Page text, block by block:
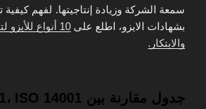
سمعة الشركة وزيادة إنتاجيتها. لفهم
بشهادات الايزو، اطلع على
10 أنواع
والابتكار.